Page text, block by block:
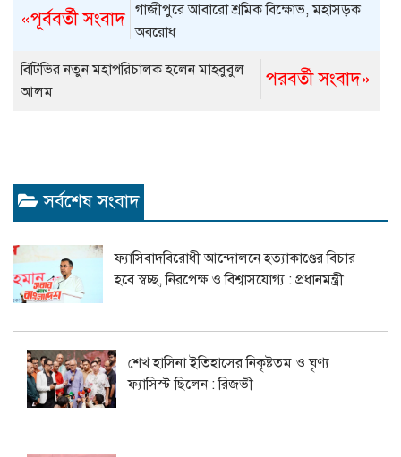
«পূর্ববর্তী সংবাদ গাজীপুরে আবারো শ্রমিক বিক্ষোভ, মহাসড়ক
অবরোধ
পরবর্তী সংবাদ»
বিটিভির নতুন মহাপরিচালক হলেন মাহবুবুল
আলম
সর্বশেষ সংবাদ
ফ্যাসিবাদবিরোধী আন্দোলনে হত্যাকাণ্ডের বিচার
হবে স্বচ্ছ, নিরপেক্ষ ও বিশ্বাসযোগ্য : প্রধানমন্ত্রী
শেখ হাসিনা ইতিহাসের নিকৃষ্টতম ও ঘৃণ্য
ফ্যাসিস্ট ছিলেন : রিজভী